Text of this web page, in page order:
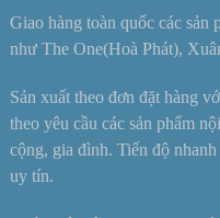
Giao hàng toàn quốc các sản
như The One(Hoà Phát),
Sản xuất theo đơn đặt hàng
theo yêu cầu các sản phẩm
cộng, gia đình. Tiến độ
uy tín.